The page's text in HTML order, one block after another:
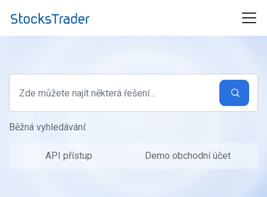
Běžná vyhledávání:
API přístup Demo obchodní účet